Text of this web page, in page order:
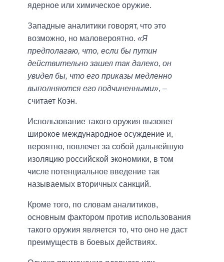
ядерное или химическое оружие.
Западные аналитики говорят, что это
возможно, но маловероятно. «Я
предполагаю, что, если бы путин
действительно зашел так далеко, он
увидел бы, что его приказы медленно
выполняются его подчиненными», –
считает Коэн.
Использование такого оружия вызовет
широкое международное осуждение и,
вероятно, повлечет за собой дальнейшую
изоляцию российской экономики, в том
числе потенциальное введение так
называемых вторичных санкций.
Кроме того, по словам аналитиков,
основным фактором против использования
такого оружия является то, что оно не даст
преимуществ в боевых действиях.